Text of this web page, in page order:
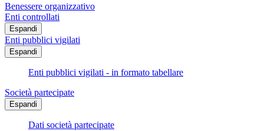
Benessere organizzativo
Enti controllati
Espandi
Enti pubblici vigilati
Espandi
Enti pubblici vigilati - in formato tabellare
Società partecipate
Espandi
Dati società partecipate